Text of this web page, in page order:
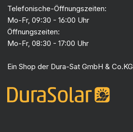
Telefonische-Öffnungszeiten:
Mo-Fr, 09:30 - 16:00 Uhr
Öffnungszeiten:
Mo-Fr, 08:30 - 17:00 Uhr
Ein Shop der Dura-Sat GmbH & Co.KG